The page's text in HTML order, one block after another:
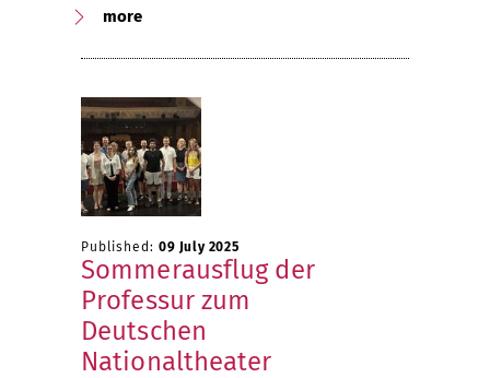
more
Published: 09 July 2025
Sommerausflug der
Professur zum
Deutschen
Nationaltheater